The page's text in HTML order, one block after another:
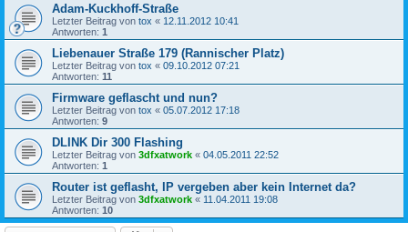
Adam-Kuckhoff-Straße
Letzter Beitrag von tox « 12.11.2012 10:41
Antworten: 1
Liebenauer Straße 179 (Rannischer Platz)
Letzter Beitrag von tox « 09.10.2012 07:21
Antworten: 11
Firmware geflascht und nun?
Letzter Beitrag von tox « 05.07.2012 17:18
Antworten: 9
DLINK Dir 300 Flashing
Letzter Beitrag von 3dfxatwork « 04.05.2011 22:52
Antworten: 1
Router ist geflasht, IP vergeben aber kein Internet da?
Letzter Beitrag von 3dfxatwork « 11.04.2011 19:08
Antworten: 10